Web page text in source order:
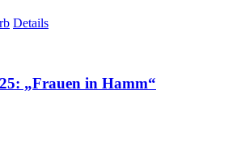
Details
„Frauen in Hamm“